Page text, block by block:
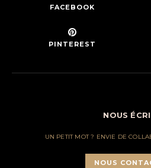
FACEBOOK
PINTEREST
NOUS
UN PETIT MOT ? ENVIE DE
NOUS